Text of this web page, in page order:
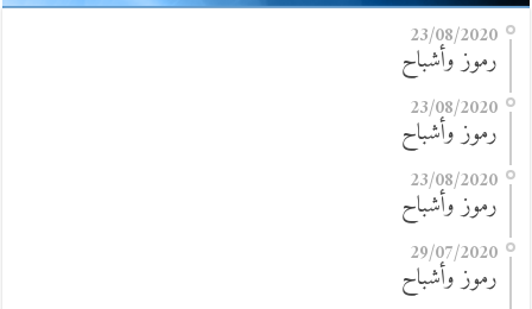
23/08/2020
رموز وأشباح
23/08/2020
رموز وأشباح
23/08/2020
رموز وأشباح
29/07/2020
رموز وأشباح